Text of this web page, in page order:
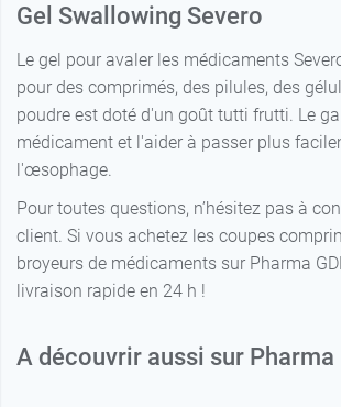
Gel Swallowing Severo
Le gel pour avaler les médicaments
pour des comprimés, des pilules, des
poudre est doté d'un goût tutti frutti. Le
médicament et l'aider à passer plus
l'œsophage.
Pour toutes questions, n’hésitez pas à
client. Si vous achetez les coupes
broyeurs de médicaments sur Pharma
livraison rapide en 24 h !
A découvrir aussi sur Pharma